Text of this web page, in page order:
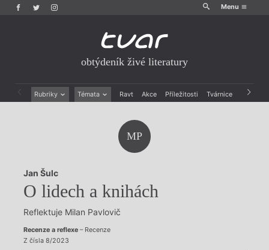
Menu
obtýdeník živé literatury
Rubriky Témata Ravt Akce Příležitosti Tvárnice Archiv
Rozhovory
Dokument
Výroční ceny
MP
Jan Šulc
O lidech a knihách
Reflektuje Milan Pavlovič
Recenze a reflexe– Recenze
Z čísla 8/2023